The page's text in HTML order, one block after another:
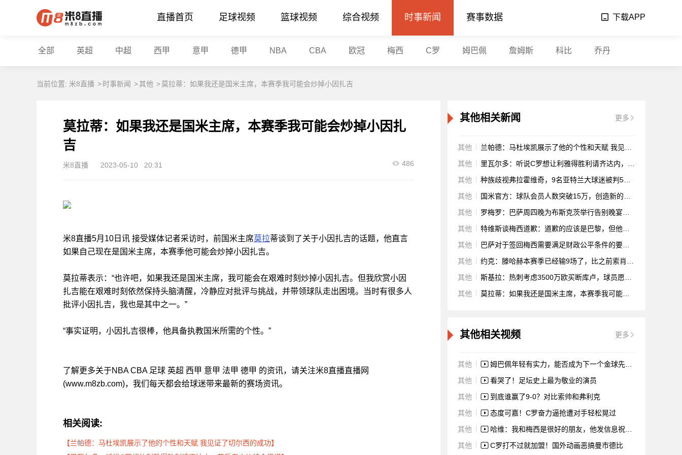
直播首页 足球视频 篮球视频 综合视频 时事新闻 赛事数据 下载APP
全部 英超 中超 西甲 意甲 德甲 NBA CBA 欧冠 梅西 C罗 姆巴佩 詹姆斯 科比 乔丹
当前位置: 米8直播 > 时事新闻 >其他 >莫拉蒂：如果我还是国米主席，本赛季我可能会炒掉小因扎吉
莫拉蒂：如果我还是国米主席，本赛季我可能会炒掉小因扎
吉
米8直播 2023-05-10 20:31 486
米8直播5月10日讯 接受媒体记者采访时，前国米主席莫拉蒂谈到了关于小因扎吉的话题，他直言
如果自己现在是国米主席，本赛季他可能会炒掉小因扎吉。
莫拉蒂表示：“也许吧，如果我还是国米主席，我可能会在艰难时刻炒掉小因扎吉。但我欣赏小因
扎吉能在艰难时刻依然保持头脑清醒，冷静应对批评与挑战，并带领球队走出困境。当时有很多人
批评小因扎吉，我也是其中之一。”
“事实证明，小因扎吉很棒，他具备执教国米所需的个性。”
了解更多关于NBA CBA 足球 英超 西甲 意甲 法甲 德甲 的资讯，请关注米8直播直播网
(www.m8zb.com)，我们每天都会给球迷带来最新的赛场资讯。
相关阅读:
【兰帕德：马杜埃凯展示了他的个性和天赋 我见证了切尔西的成功】
其他相关新闻 更多
其他
兰帕德：马杜埃凯展示了他的个性和天赋 我见证了切尔西的成功
其他
里瓦尔多：听说C罗想让利雅得胜利请齐达内，若后者去沙特会很怪
其他
种族歧视弗拉霍维奇，9名亚特兰大球迷被判5年不得进入球场
其他
国米官方：球队会员人数突破15万，创造新的俱乐部记录
其他
罗梅罗：巴萨周四晚为布斯克茨举行告别晚宴，球员&教练组都参加
其他
特维斯谈梅西道歉：道歉的应该是巴黎，但他将俱乐部放在首位
其他
巴萨对于签回梅西需要满足财政公平条件的要求感到乐观
其他
约克：滕哈赫本赛季已经输9场了，比之前索肖带队时输的还多
其他
斯基拉：热刺考虑3500万欧买断库卢，球员愿留队但谈判仍停滞
其他
莫拉蒂：如果我还是国米主席，本赛季我可能会炒掉小因扎吉
其他相关视频 更多
其他
姆巴佩年轻有实力，能否成为下一个金球先生？
其他
看哭了！足坛史上最为敬业的演员
其他
到底谁赢了9-0？对比索帅和弗利克
其他
态度可嘉！C罗奋力逼抢遭对手轻松晃过
其他
哈维：我和梅西是很好的朋友，他发信息祝我一切顺利
其他
C罗打不过就加盟！国外动画恶搞曼市德比